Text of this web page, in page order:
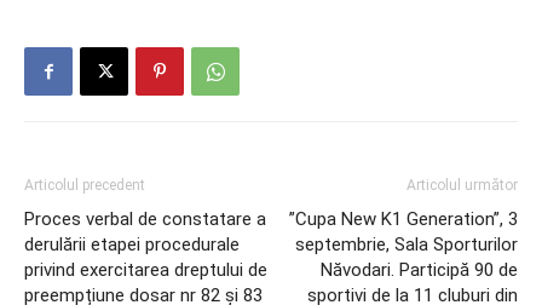
Articolul precedent
Proces verbal de constatare a
derulării etapei procedurale
privind exercitarea dreptului de
preempțiune dosar nr 82 și 83
Articolul următor
”Cupa New K1 Generation”, 3
septembrie, Sala Sporturilor
Năvodari. Participă 90 de
sportivi de la 11 cluburi din